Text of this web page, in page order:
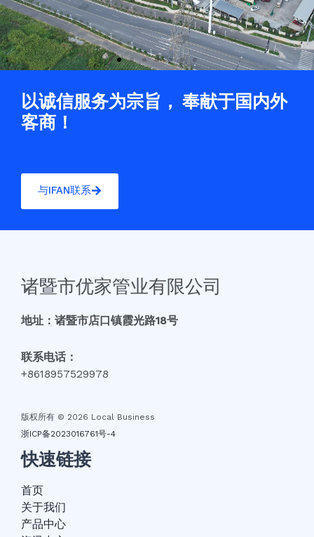
以诚信服务为宗旨， 奉献于国内外
客商！
与IFAN联系
诸暨市优家管业有限公司
地址：诸暨市店口镇霞光路18号
联系电话：
+8618957529978
版权所有 © 2026 Local Business
浙ICP备2023016761号-4
快速链接
首页
关于我们
产品中心